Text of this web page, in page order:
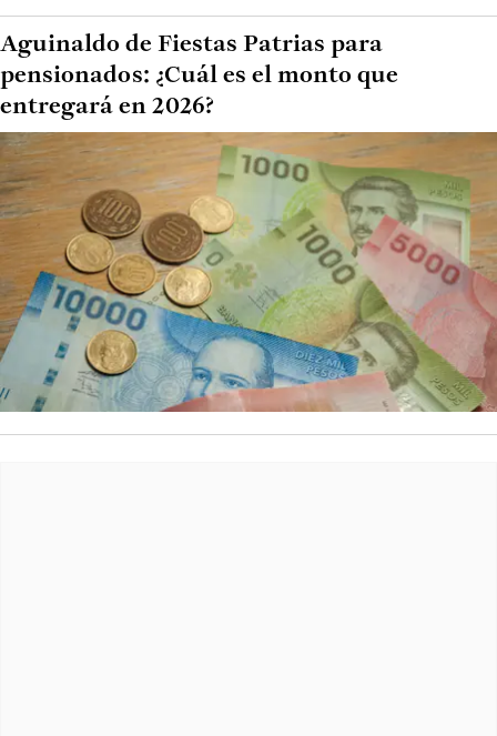
Aguinaldo de Fiestas Patrias para
pensionados: ¿Cuál es el monto que
entregará en 2026?